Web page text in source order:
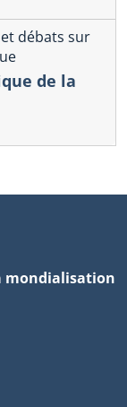
débats sur
de la
mondialisation